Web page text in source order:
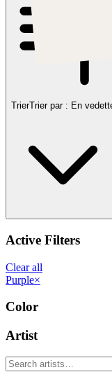
TrierTrier par : En
Active Filters
Clear all
Purple×
Color
Artist